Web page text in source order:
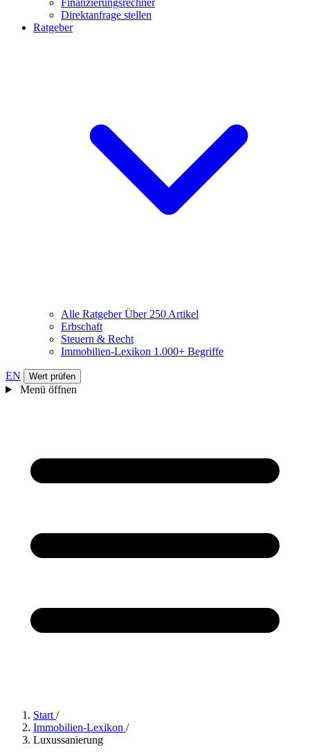
Finanzierungsrechner
Direktanfrage stellen
Ratgeber
Alle RatgeberÜber 250 Artikel
Erbschaft
Steuern & Recht
Immobilien-Lexikon 1.000+ Begriffe
EN Wert prüfen
Menü öffnen
Start /
Immobilien-Lexikon /
Luxussanierung